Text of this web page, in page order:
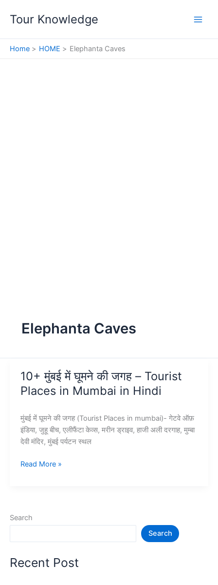
Tour Knowledge
Home HOME Elephanta Caves
Elephanta Caves
10+ मुंबई में घूमने की जगह – Tourist
Places in Mumbai in Hindi
मुंबई में घूमने की जगह (Tourist Places in mumbai)- गेटवे ऑफ़
इंडिया, जुहू बीच, एलीफैंटा केव्स, मरीन ड्राइव, हाजी अली दरगाह, मुम्बा
देवी मंदिर, मुंबई पर्यटन स्थल
10+
जगह
in
Read More »
Search
Search
Recent Post